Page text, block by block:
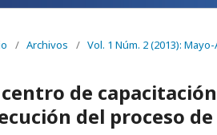
/ Archivos / Vol. 1 Núm. 2 (2013):
centro de
del proceso